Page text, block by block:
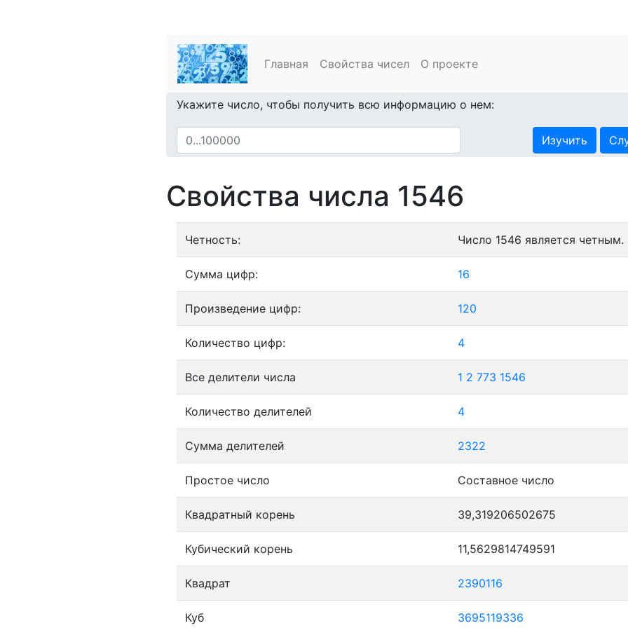
Главная Свойства чисел О проекте
Укажите число, чтобы получить всю информацию о нем:
Изучить
Свойства числа 1546
Четность: Число 1546 является четным.
Сумма цифр: 16
Произведение цифр: 120
Количество цифр: 4
Все делители числа 1 2 773 1546
Количество делителей 4
Сумма делителей 2322
Простое число Составное число
Квадратный корень 39,319206502675
Кубический корень 11,5629814749591
Квадрат 2390116
Куб 3695119336